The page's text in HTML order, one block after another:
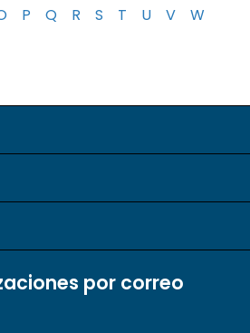
P Q R S T U V
W
por correo